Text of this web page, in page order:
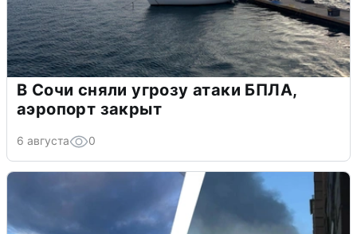
В Сочи сняли угрозу атаки БПЛА,
аэропорт закрыт
6 августа 0